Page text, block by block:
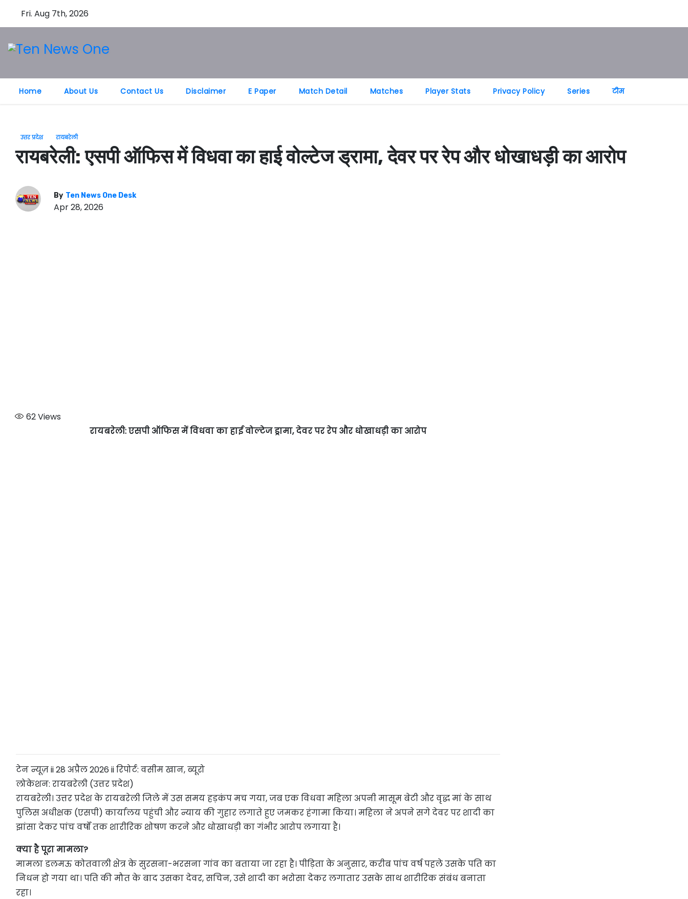
o
Fri. Aug 7th, 2026
Home About Us Contact Us Disclaimer E Paper Match Detail Matches Player Stats Privacy Policy Series टीम
उत्तर प्रदेश रायबरेली
रायबरेली: एसपी ऑफिस में विधवा का हाई वोल्टेज ड्रामा, देवर पर रेप और धोखाधड़ी का आरोप
By Ten News One Desk
Apr 28, 2026
62Views
रायबरेली: एसपी ऑफिस में विधवा का हाई वोल्टेज ड्रामा, देवर पर रेप और धोखाधड़ी का आरोप
टेन न्यूज़ ii 28 अप्रैल 2026 ii रिपोर्ट: वसीम खान, ब्यूरो
लोकेशन: रायबरेली (उत्तर प्रदेश)
रायबरेली। उत्तर प्रदेश के रायबरेली जिले में उस समय हड़कंप मच गया, जब एक विधवा महिला अपनी मासूम बेटी और वृद्ध मां के साथ
पुलिस अधीक्षक (एसपी) कार्यालय पहुंची और न्याय की गुहार लगाते हुए जमकर हंगामा किया। महिला ने अपने सगे देवर पर शादी का
झांसा देकर पांच वर्षों तक शारीरिक शोषण करने और धोखाधड़ी का गंभीर आरोप लगाया है।
क्या है पूरा मामला?
मामला डलमऊ कोतवाली क्षेत्र के सुरसना-भरसना गांव का बताया जा रहा है। पीड़िता के अनुसार, करीब पांच वर्ष पहले उसके पति का
निधन हो गया था। पति की मौत के बाद उसका देवर, सचिन, उसे शादी का भरोसा देकर लगातार उसके साथ शारीरिक संबंध बनाता
रहा।